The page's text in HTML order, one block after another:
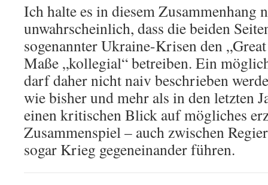
Ich halte es in diesem Zusammenhang
unwahrscheinlich, dass die beiden
sogenannter Ukraine-Krisen den
Maße „kollegial“ betreiben. Ein
darf daher nicht naiv beschrieben
wie bisher und mehr als in den letzten
einen kritischen Blick auf mögliches
Zusammenspiel – auch zwischen
sogar Krieg gegeneinander führen.